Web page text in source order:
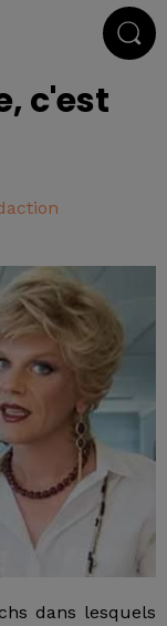
c'est
dans lesquels